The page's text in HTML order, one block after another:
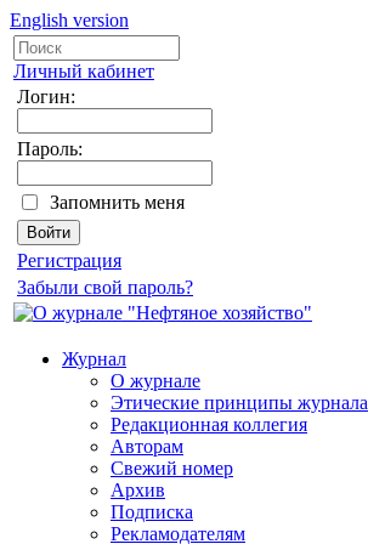
English version
Личный кабинет
Логин:
Пароль:
Запомнить меня
Регистрация
Забыли свой пароль?
Журнал
О журнале
Этические принципы журнала
Редакционная коллегия
Авторам
Свежий номер
Архив
Подписка
Рекламодателям